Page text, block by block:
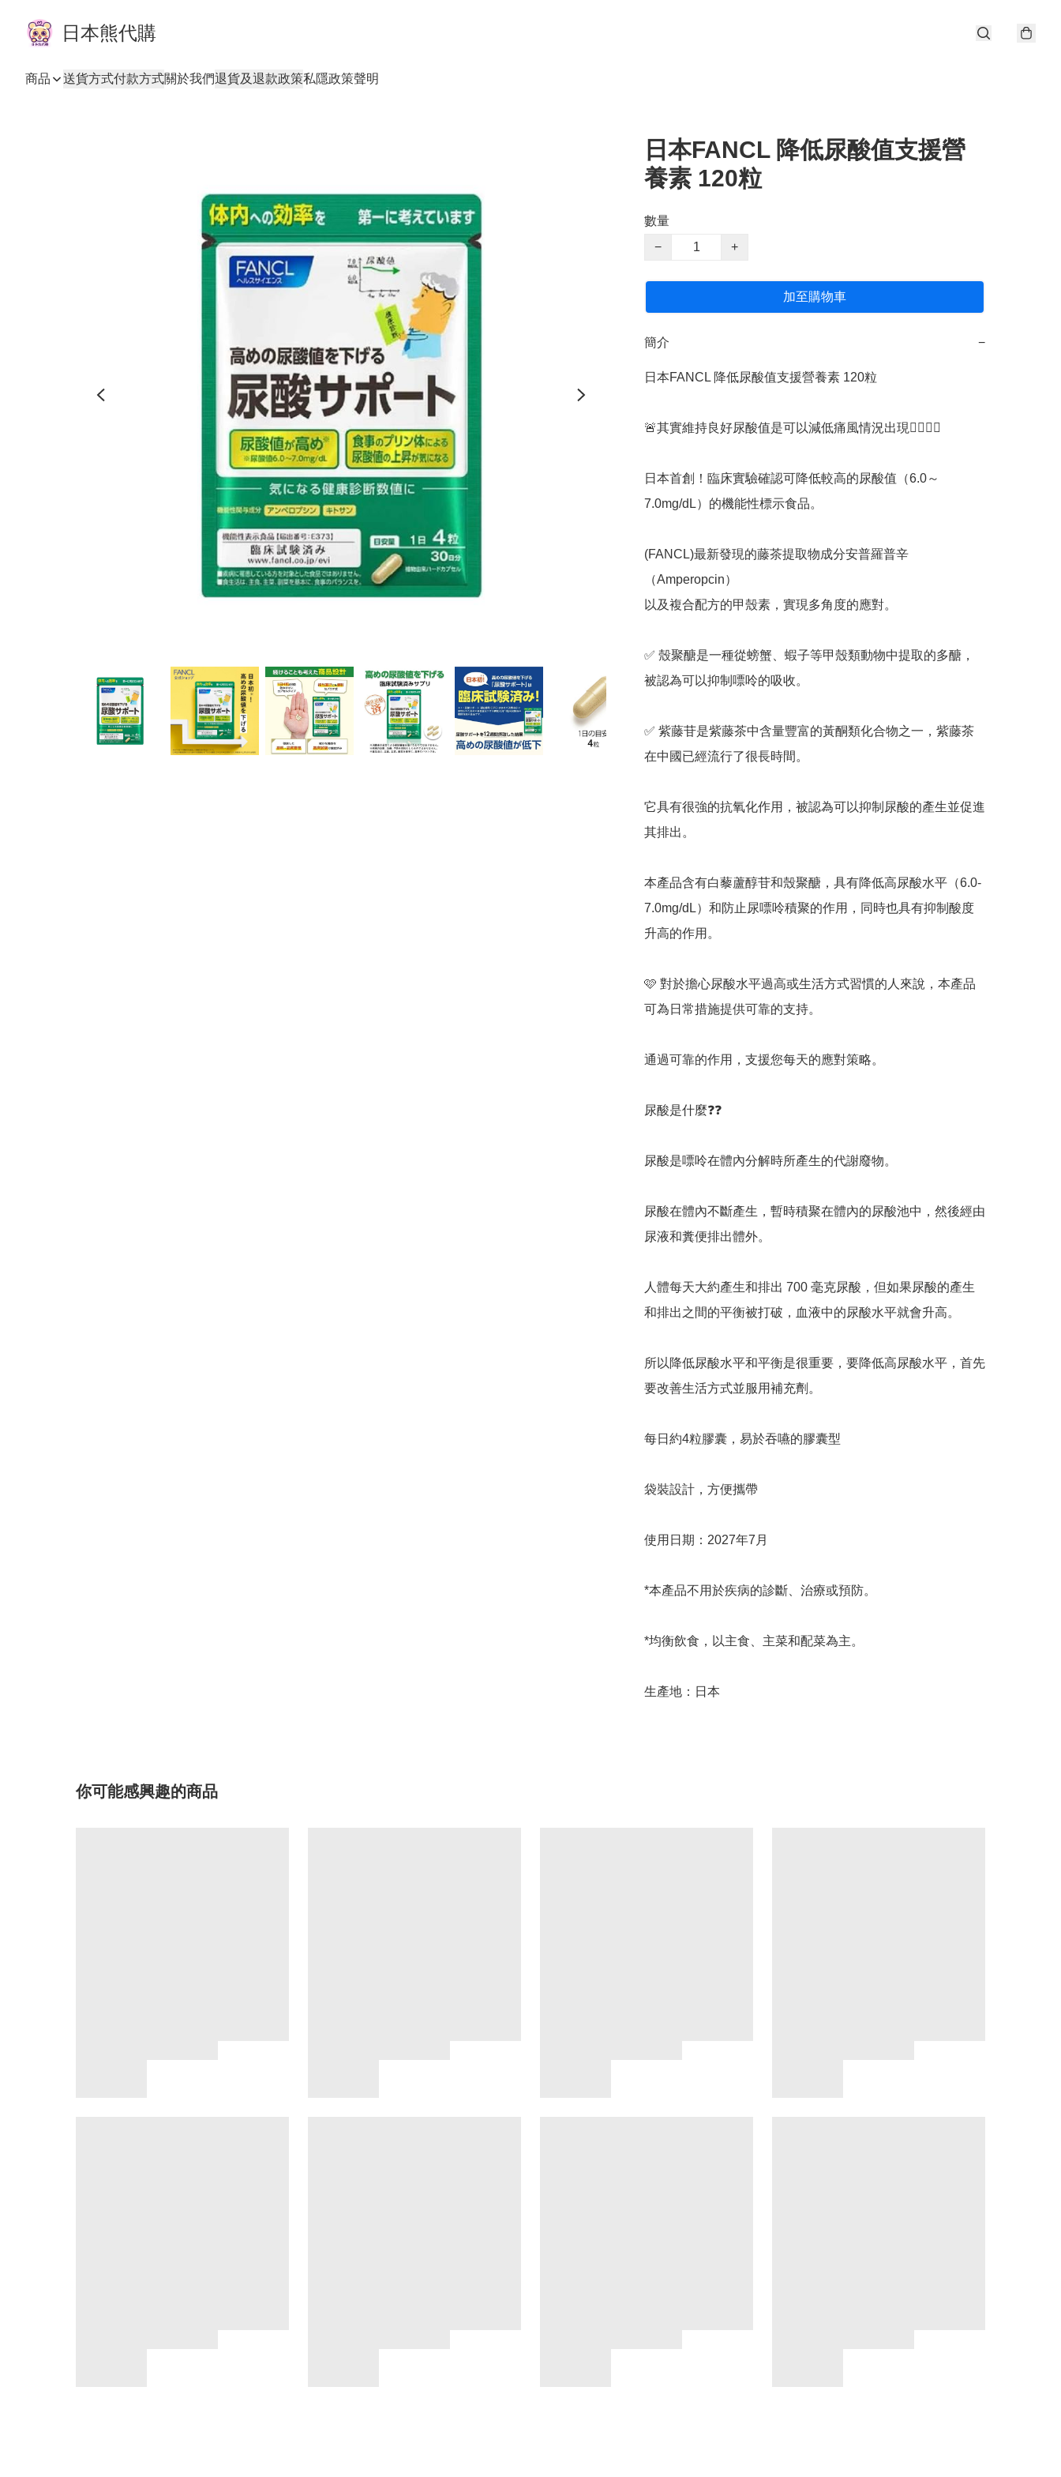
日本熊代購
商品 送貨方式付款方式關於我們退貨及退款政策私隱政策聲明
日本FANCL 降低尿酸值支援營
養素 120粒
數量
−
+
加至購物車
簡介 −
日本FANCL 降低尿酸值支援營養素 120粒
🚨其實維持良好尿酸值是可以減低痛風情況出現👍🏻👍🏻
日本首創！臨床實驗確認可降低較高的尿酸值（6.0～
7.0mg/dL）的機能性標示食品。
(FANCL)最新發現的藤茶提取物成分安普羅普辛
（Amperopcin）
以及複合配方的甲殼素，實現多角度的應對。
✅️ 殼聚醣是一種從螃蟹、蝦子等甲殼類動物中提取的多醣，
被認為可以抑制嘌呤的吸收。
✅️ 紫藤苷是紫藤茶中含量豐富的黃酮類化合物之一，紫藤茶
在中國已經流行了很長時間。
它具有很強的抗氧化作用，被認為可以抑制尿酸的產生並促進
其排出。
本產品含有白藜蘆醇苷和殼聚醣，具有降低高尿酸水平（6.0-
7.0mg/dL）和防止尿嘌呤積聚的作用，同時也具有抑制酸度
升高的作用。
🩷 對於擔心尿酸水平過高或生活方式習慣的人來說，本產品
可為日常措施提供可靠的支持。
通過可靠的作用，支援您每天的應對策略。
尿酸是什麼❓️❓️
尿酸是嘌呤在體內分解時所產生的代謝廢物。
尿酸在體內不斷產生，暫時積聚在體內的尿酸池中，然後經由
尿液和糞便排出體外。
人體每天大約產生和排出 700 毫克尿酸，但如果尿酸的產生
和排出之間的平衡被打破，血液中的尿酸水平就會升高。
所以降低尿酸水平和平衡是很重要，要降低高尿酸水平，首先
要改善生活方式並服用補充劑。
每日約4粒膠囊，易於吞嚥的膠囊型
袋裝設計，方便攜帶
使用日期：2027年7月
*本產品不用於疾病的診斷、治療或預防。
*均衡飲食，以主食、主菜和配菜為主。
生產地：日本
你可能感興趣的商品